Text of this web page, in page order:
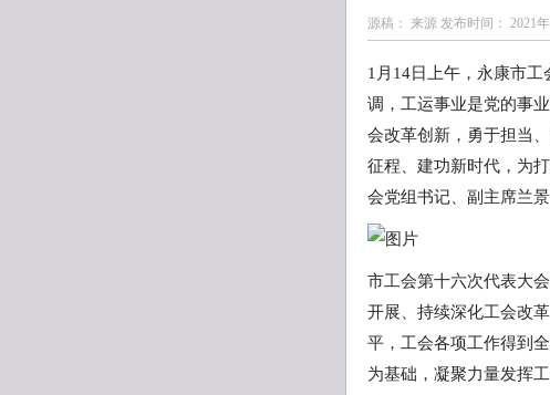
源稿： 来源 发布时间： 2021
1月14日上午，永康市
调，工运事业是党的事
会改革创新，勇于担当
征程、建功新时代，为
会党组书记、副主席兰
市工会第十六次代表大
开展、持续深化工会改
平，工会各项工作得到
为基础，凝聚力量发挥